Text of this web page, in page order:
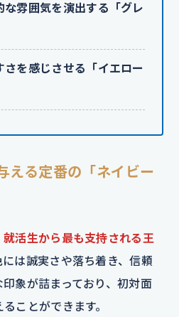
な雰囲気を演出する「グレ
さを感じさせる「イエロー
える定番の「ネイビー
就活生から最も支持される王
には誠実さや落ち着き、信頼
象が詰まっており、初対面
ことができます。